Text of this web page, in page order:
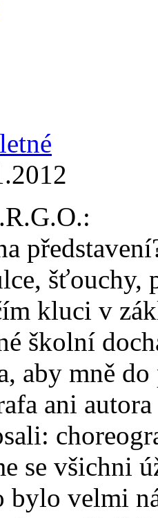
šťouchy,
kluci v
školní
aby mně
ani
se všichni
bylo velmi